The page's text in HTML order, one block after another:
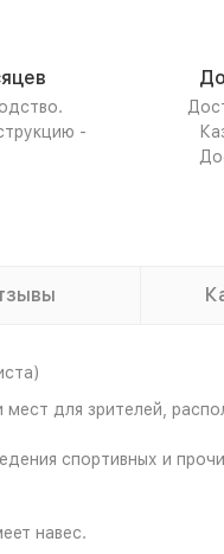
-
для зрителей,
спортивных и
навес.